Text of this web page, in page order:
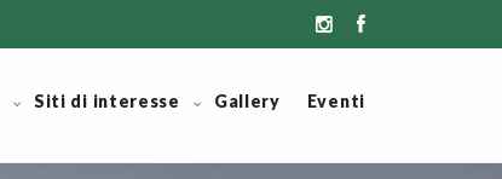
Siti di interesse Gallery Eventi